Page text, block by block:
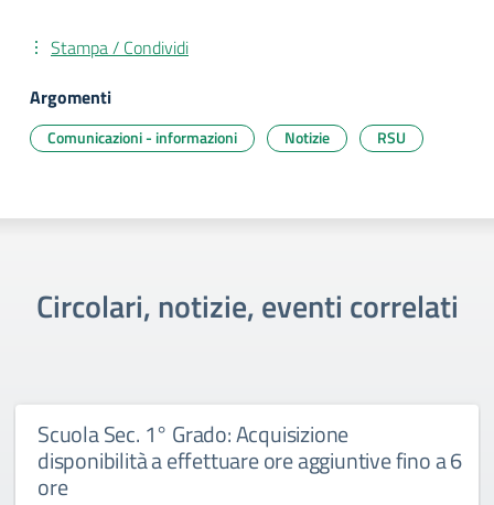
Stampa / Condividi
Argomenti
Comunicazioni - informazioni Notizie RSU
Circolari, notizie, eventi correlati
Scuola Sec. 1° Grado: Acquisizione
disponibilità a effettuare ore aggiuntive fino a 6
ore